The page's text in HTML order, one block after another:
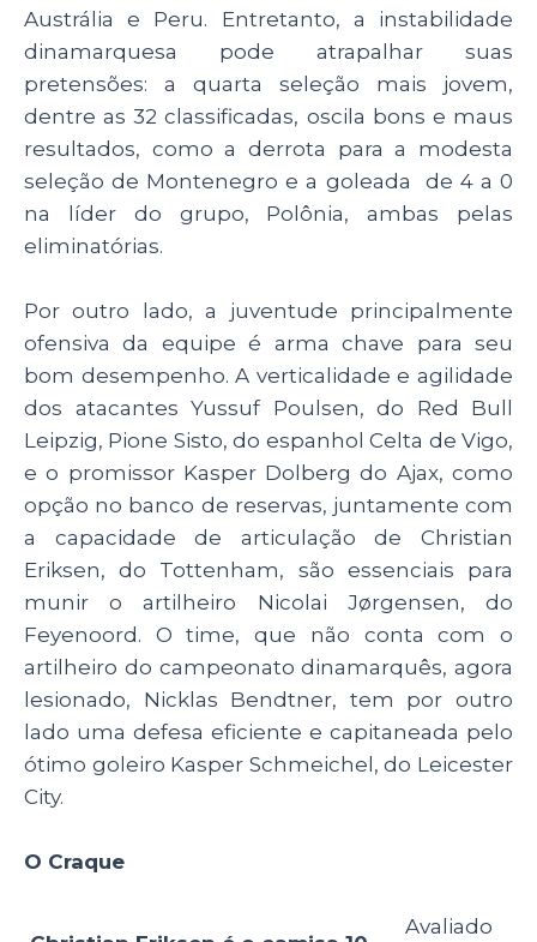
Austrália e Peru. Entretanto, a instabilidade
dinamarquesa pode atrapalhar suas
pretensões: a quarta seleção mais jovem,
dentre as 32 classificadas, oscila bons e maus
resultados, como a derrota para a modesta
seleção de Montenegro e a goleada de 4 a 0
na líder do grupo, Polônia, ambas pelas
eliminatórias.
Por outro lado, a juventude principalmente
ofensiva da equipe é arma chave para seu
bom desempenho. A verticalidade e agilidade
dos atacantes Yussuf Poulsen, do Red Bull
Leipzig, Pione Sisto, do espanhol Celta de Vigo,
e o promissor Kasper Dolberg do Ajax, como
opção no banco de reservas, juntamente com
a capacidade de articulação de Christian
Eriksen, do Tottenham, são essenciais para
munir o artilheiro Nicolai Jørgensen, do
Feyenoord. O time, que não conta com o
artilheiro do campeonato dinamarquês, agora
lesionado, Nicklas Bendtner, tem por outro
lado uma defesa eficiente e capitaneada pelo
ótimo goleiro Kasper Schmeichel, do Leicester
City.
O Craque
Avaliado